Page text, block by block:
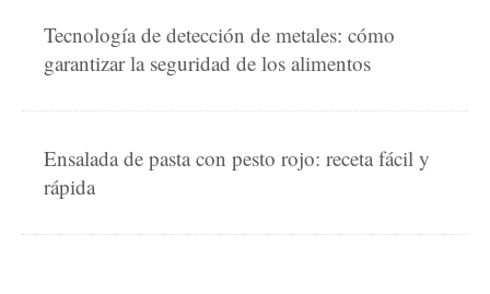
Tecnología de detección de metales: cómo
garantizar la seguridad de los alimentos
Ensalada de pasta con pesto rojo: receta fácil y
rápida